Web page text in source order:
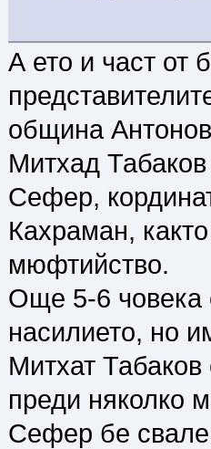
А ето и част от
община
Митхад
Сефер,
Кахраман,
мюфтийство.
Още 5-6 човека
насилието, но
Митхат Табаков
преди няколко
Сефер бе